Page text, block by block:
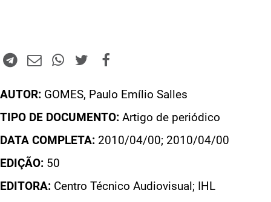
AUTOR: GOMES, Paulo Emílio Salles
TIPO DE DOCUMENTO: Artigo de periódico
DATA COMPLETA: 2010/04/00; 2010/04/00
EDIÇÃO: 50
EDITORA: Centro Técnico Audiovisual; IHL